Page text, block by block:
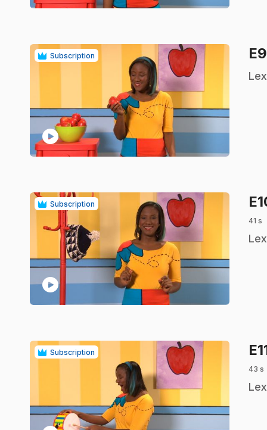
Subscription
play_circle
E9
.
Subscription
play_circle
41 s
.
Subscription
43 s
.